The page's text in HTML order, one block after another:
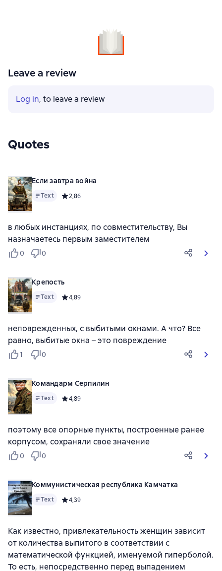
Leave a review
Log in, to leave a review
Quotes
Если завтра война
Text Средний рейтинг 2,8 на основе 6 оценок
2,86
в любых инстанциях, по совместительству, Вы
назначаетесь первым заместителем
0 0
Крепость
Text Средний рейтинг 4,8 на основе 9 оценок
4,89
неповрежденных, с выбитыми окнами. А что? Все
равно, выбитые окна – это повреждение
1 0
Командарм Серпилин
Text Средний рейтинг 4,8 на основе 9 оценок
4,89
поэтому все опорные пункты, построенные ранее
корпусом, сохраняли свое значение
0 0
Коммунистическая республика Камчатка
Text Средний рейтинг 4,3 на основе 9 оценок
4,39
Как известно, привлекательность женщин зависит
от количества выпитого в соответствии с
математической функцией, именуемой гиперболой.
То есть, непосредственно перед выпадением